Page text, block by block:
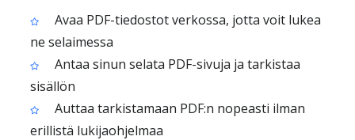
Avaa PDF-tiedostot verkossa, jotta voit lukea
ne selaimessa
Antaa sinun selata PDF-sivuja ja tarkistaa
sisällön
Auttaa tarkistamaan PDF:n nopeasti ilman
erillistä lukijaohjelmaa